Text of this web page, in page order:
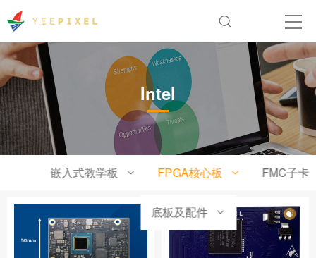
Intel
嵌入式教学板 FPGA核心板 FMC子卡
底板及配件